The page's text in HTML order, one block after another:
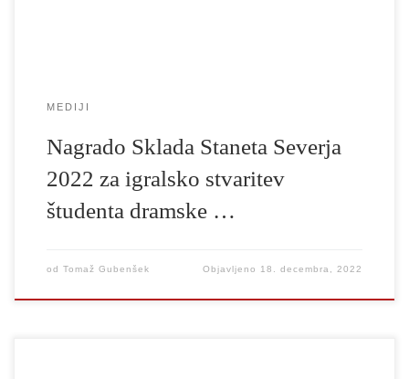
MEDIJI
Nagrado Sklada Staneta Severja
2022 za igralsko stvaritev
študenta dramske …
od Tomaž Gubenšek Objavljeno 18. decembra, 2022